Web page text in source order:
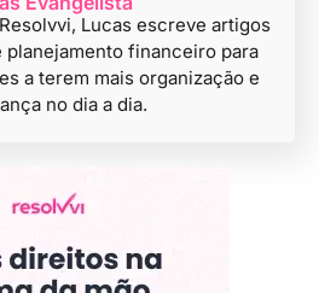
Lucas escreve artigos
planejamento financeiro para
a terem mais organização e
no dia a dia.